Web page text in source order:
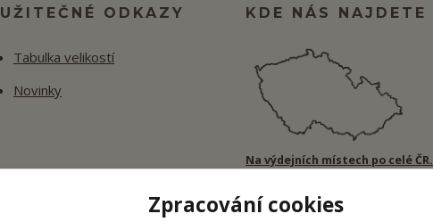
UŽITEČNÉ ODKAZY
Tabulka velikostí
Novinky
KDE NÁS NAJDETE
Na výdejních místech po celé ČR.
Zpracování cookies